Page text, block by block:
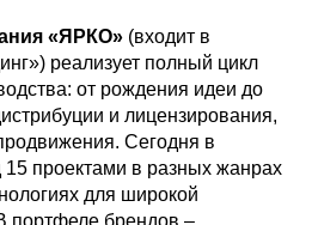
«ЯРКО» (входит в
реализует полный цикл
от рождения идеи до
и лицензирования,
Сегодня в
проектами в разных жанрах
для широкой
портфеле брендов –